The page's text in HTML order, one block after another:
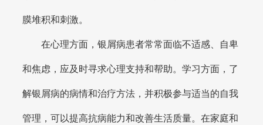
膜堆积和刺激。
在心理方面，银屑病患者常常面临不适感、自卑
和焦虑，应及时寻求心理支持和帮助。学习方面，了
解银屑病的病情和治疗方法，并积极参与适当的自我
管理，可以提高抗病能力和改善生活质量。在家庭和